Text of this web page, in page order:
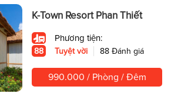
K-Town Resort Phan Thiết
Phương tiện:
88 Tuyệt vời 88 Đánh giá
990.000 / Phòng / Đêm